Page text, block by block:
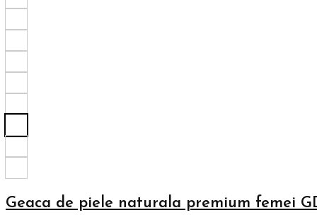
Geaca de piele naturala premium femei